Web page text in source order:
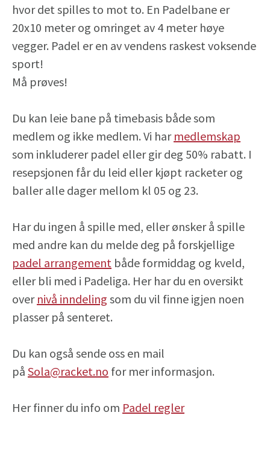
hvor det spilles to mot to. En Padelbane er
20x10 meter og omringet av 4 meter høye
vegger. Padel er en av vendens raskest voksende
sport!
Må prøves!
Du kan leie bane på timebasis både som
medlem og ikke medlem. Vi har medlemskap
som inkluderer padel eller gir deg 50% rabatt. I
resepsjonen får du leid eller kjøpt racketer og
baller alle dager mellom kl 05 og 23.
Har du ingen å spille med, eller ønsker å spille
med andre kan du melde deg på forskjellige
padel arrangement både formiddag og kveld,
eller bli med i Padeliga. Her har du en oversikt
over nivå inndeling som du vil finne igjen noen
plasser på senteret.
Du kan også sende oss en mail
på Sola@racket.no for mer informasjon.
Her finner du info om Padel regler